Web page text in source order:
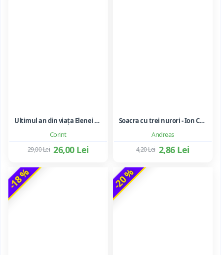
Corint
Ultimul an din viața Elenei Ceaușescu - LAVINIA BETEA
26,00 Lei
29,00 Lei
Andreas
Soacra cu trei nurori - Ion Creanga
2,86 Lei
4,20 Lei
-18 % -20 %